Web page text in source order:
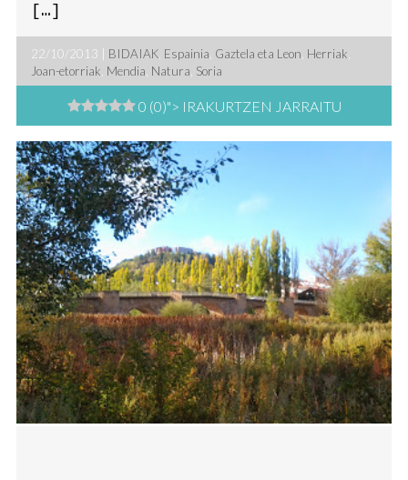
[…]
22/10/2013 | BIDAIAK Espainia Gaztela eta Leon Herriak
Joan-etorriak Mendia Natura Soria
0 (0)"> IRAKURTZEN JARRAITU